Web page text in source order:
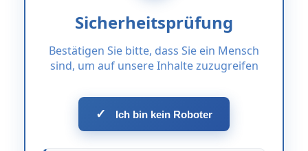
Sicherheitsprüfung
Bestätigen Sie bitte, dass Sie ein Mensch
sind, um auf unsere Inhalte zuzugreifen
✓ Ich bin kein Roboter